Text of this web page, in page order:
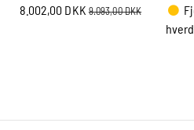
8.002,00 DKK 9.093,00 DKK